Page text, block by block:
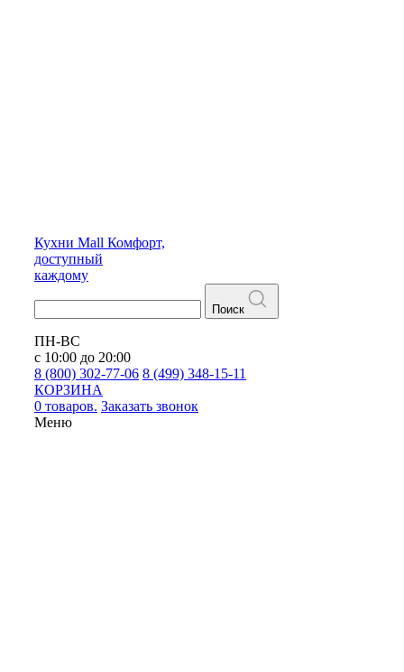
Кухни Mall Комфорт,
доступный
каждому
Поиск
ПН-ВС
с 10:00 до 20:00
8 (800) 302-77-06 8 (499) 348-15-11
КОРЗИНА
0 товаров. Заказать звонок
Меню